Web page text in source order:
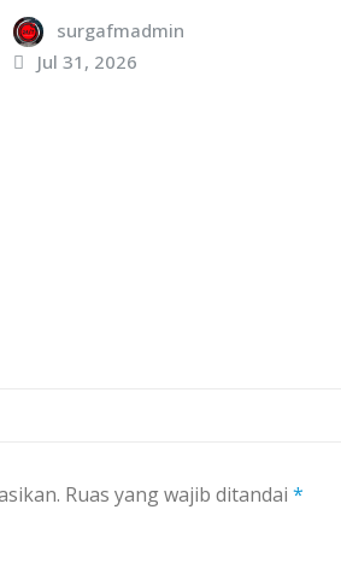
surgafmadmin
Jul 31, 2026
Ruas yang wajib ditandai *